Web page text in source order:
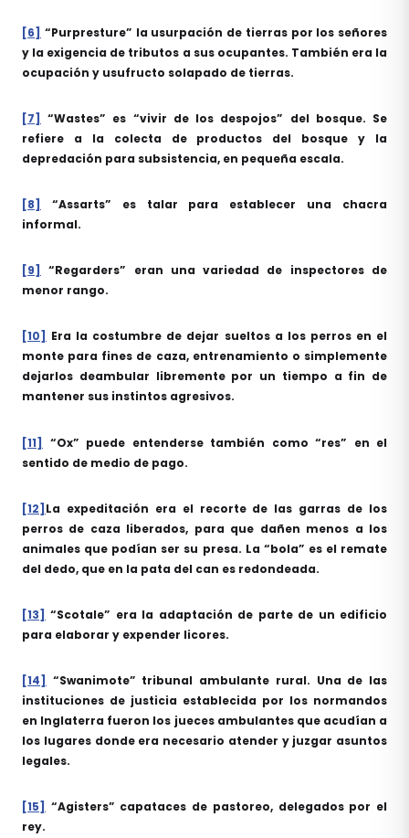
[6] “Purpresture” la usurpación de tierras por los señores
y la exigencia de tributos a sus ocupantes. También era la
ocupación y usufructo solapado de tierras.
[7]
“Wastes” es “vivir de los despojos” del bosque. Se
refiere a la colecta de productos del bosque y la
depredación para subsistencia, en pequeña escala.
[8]
“Assarts” es talar para establecer una chacra
informal.
[9]
“Regarders” eran una variedad de inspectores de
menor rango.
[10] Era la costumbre de dejar sueltos a los perros en el
monte para fines de caza, entrenamiento o simplemente
dejarlos deambular libremente por un tiempo a fin de
mantener sus instintos agresivos.
[11]
“Ox” puede entenderse también como “res” en el
sentido de medio de pago.
[12] La expeditación era el recorte de las garras de los
perros de caza liberados, para que dañen menos a los
animales que podían ser su presa. La “bola” es el remate
del dedo, que en la pata del can es redondeada.
[13] “Scotale” era la adaptación de parte de un edificio
para elaborar y expender licores.
[14]
“Swanimote” tribunal ambulante rural. Una de las
instituciones de justicia establecida por los normandos
en Inglaterra fueron los jueces ambulantes que acudían a
los lugares donde era necesario atender y juzgar asuntos
legales.
[15] “Agisters” capataces de pastoreo, delegados por el
rey.